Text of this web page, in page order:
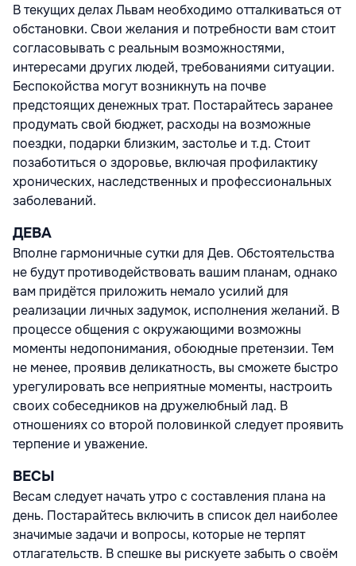
В текущих делах Львам необходимо отталкиваться от
обстановки. Свои желания и потребности вам стоит
согласовывать с реальным возможностями,
интересами других людей, требованиями ситуации.
Беспокойства могут возникнуть на почве
предстоящих денежных трат. Постарайтесь заранее
продумать свой бюджет, расходы на возможные
поездки, подарки близким, застолье и т.д. Стоит
позаботиться о здоровье, включая профилактику
хронических, наследственных и профессиональных
заболеваний.
ДЕВА
Вполне гармоничные сутки для Дев. Обстоятельства
не будут противодействовать вашим планам, однако
вам придётся приложить немало усилий для
реализации личных задумок, исполнения желаний. В
процессе общения с окружающими возможны
моменты недопонимания, обоюдные претензии. Тем
не менее, проявив деликатность, вы сможете быстро
урегулировать все неприятные моменты, настроить
своих собеседников на дружелюбный лад. В
отношениях со второй половинкой следует проявить
терпение и уважение.
ВЕСЫ
Весам следует начать утро с составления плана на
день. Постарайтесь включить в список дел наиболее
значимые задачи и вопросы, которые не терпят
отлагательств. В спешке вы рискуете забыть о своём